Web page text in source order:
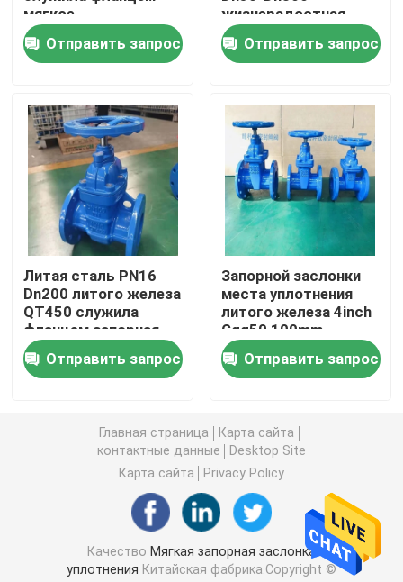
Мягкая запорная заслонка уплотнения
Жизнерадостная запорная заслонка места
Эластичная запорная заслонка места
дуктильная запорная заслонка утюга
Дуктильный стрейнер утюга y
Фильтр литого железа y
дуктильный задерживающий клапан утюга
Резиновый задерживающий клапан места
задерживающий клапан шумоглушителя
мягкое
доказательство
ссадины запорной
заслонки места
Отправить запрос
жизнерадостная
усаженная для
нечистот и масла
Отправить запрос
Литая сталь PN16
Dn200 литого железа
QT450 служила
фланцем запорная
заслонка для воды
Отправить запрос
Запорной заслонки
места уплотнения
литого железа 4inch
Ggg50 100mm
температура мягкой
резиновой низкая
Отправить запрос
Главная страница
Карта сайта
контактные данные
Desktop Site
Карта сайта
Privacy Policy
Качество Мягкая запорная заслонка
уплотнения Китайская фабрика.Copyright ©